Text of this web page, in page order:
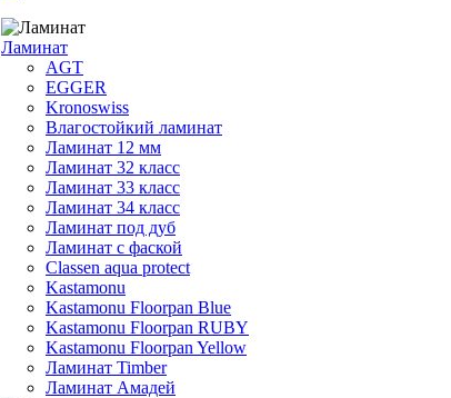
Ламинат
AGT
EGGER
Kronoswiss
Влагостойкий ламинат
Ламинат 12 мм
Ламинат 32 класс
Ламинат 33 класс
Ламинат 34 класс
Ламинат под дуб
Ламинат с фаской
Classen aqua protect
Kastamonu
Kastamonu Floorpan Blue
Kastamonu Floorpan RUBY
Kastamonu Floorpan Yellow
Ламинат Timber
Ламинат Амадей